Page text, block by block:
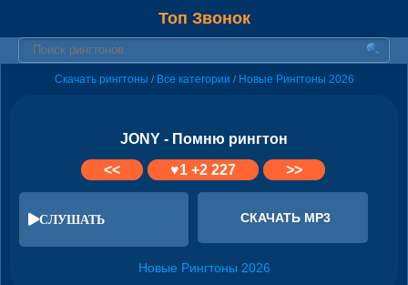
Топ Звонок
Скачать рингтоны / Все категории / Новые Рингтоны 2026
JONY - Помню рингтон
<<
♥1 +2 227 >>
СЛУШАТЬ СКАЧАТЬ MP3
Новые Рингтоны 2026